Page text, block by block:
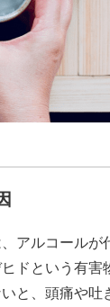
アルコールが
ドという有害
と、頭痛や吐